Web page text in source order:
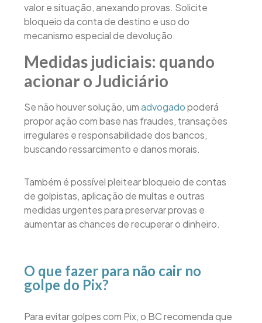
valor e situação, anexando provas. Solicite
bloqueio da conta de destino e uso do
mecanismo especial de devolução.
Medidas judiciais: quando
acionar o Judiciário
Se não houver solução, umadvogadopoderá
propor ação com base nas fraudes, transações
irregulares e responsabilidade dos bancos,
buscando ressarcimento e danos morais.
Também é possível pleitear bloqueio de contas
de golpistas, aplicação de multas e outras
medidas urgentes para preservar provas e
aumentar as chances de recuperar o dinheiro.
O que fazer para não cair no
golpe do Pix?
Para evitar golpes com Pix, o BC recomenda que